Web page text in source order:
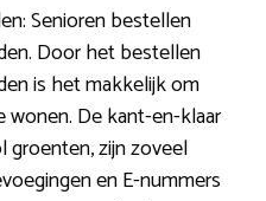
Senioren bestellen
Door het bestellen
is het makkelijk om
wonen. De kant-en-klaar
zijn zoveel
en E-nummers